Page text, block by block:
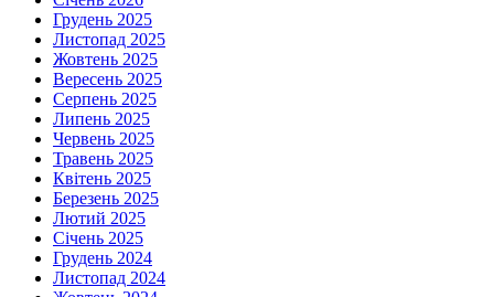
Грудень 2025
Листопад 2025
Жовтень 2025
Вересень 2025
Серпень 2025
Липень 2025
Червень 2025
Травень 2025
Квітень 2025
Березень 2025
Лютий 2025
Січень 2025
Грудень 2024
Листопад 2024